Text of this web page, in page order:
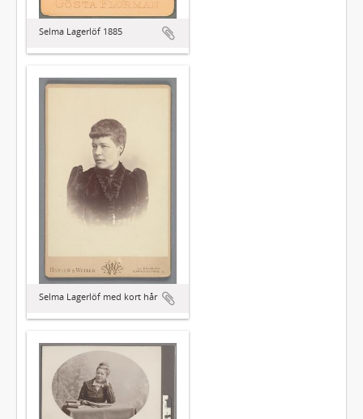
Selma Lagerlöf 1885
Selma Lagerlöf med kort hår